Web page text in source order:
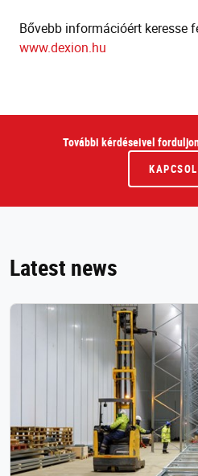
Bővebb információért keresse
www.dexion.hu
További kérdéseivel
Latest news